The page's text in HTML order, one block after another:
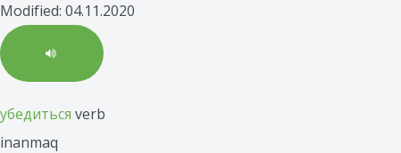
Modified: 04.11.2020
убедиться verb
inanmaq